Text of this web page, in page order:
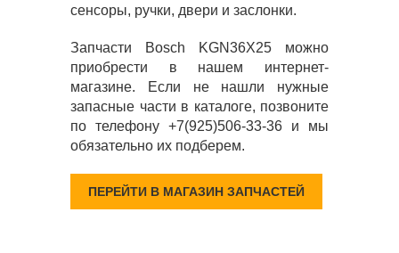
сенсоры, ручки, двери и заслонки.
Запчасти Bosch KGN36X25 можно
приобрести в нашем интернет-
магазине. Если не нашли нужные
запасные части в каталоге, позвоните
по телефону +7(925)506-33-36 и мы
обязательно их подберем.
ПЕРЕЙТИ В МАГАЗИН ЗАПЧАСТЕЙ